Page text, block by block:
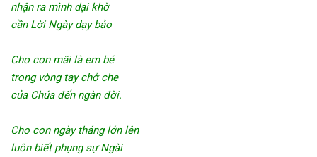
nhận ra mình dại khờ
cần Lời Ngày dạy bảo
Cho con mãi là em bé
trong vòng tay chở che
của Chúa đến ngàn đời.
Cho con ngày tháng lớn lên
luôn biết phụng sự Ngài